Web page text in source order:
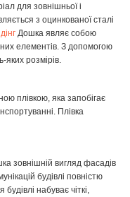
для зовнішньої і
з оцинкованої сталі
Дошка являє собою
елементів. З допомогою
розмірів.
плівкою, яка запобігає
Плівка
зовнішній вигляд фасадів
будівлі повністю
набуває чіткі,